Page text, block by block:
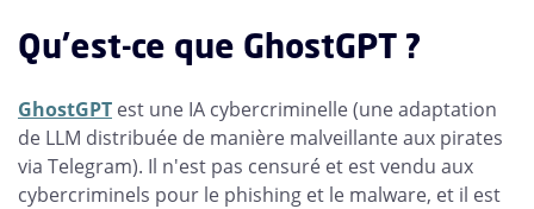
Qu'est-ce que GhostGPT ?
GhostGPT est une IA cybercriminelle (une adaptation
de LLM distribuée de manière malveillante aux pirates
via Telegram). Il n'est pas censuré et est vendu aux
cybercriminels pour le phishing et le malware, et il est